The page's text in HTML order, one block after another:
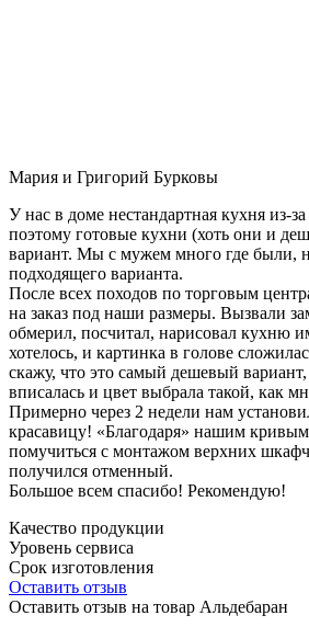
Мария и Григорий Бурковы
У нас в доме нестандартная кухня из-
поэтому готовые кухни (хоть они и
вариант. Мы с мужем много где были,
подходящего варианта.
После всех походов по торговым
на заказ под наши размеры. Вызвали
обмерил, посчитал, нарисовал кухню
хотелось, и картинка в голове
скажу, что это самый дешевый
вписалась и цвет выбрала такой, как
Примерно через 2 недели нам
красавицу! «Благодаря» нашим
помучиться с монтажом верхних
получился отменный.
Большое всем спасибо! Рекомендую!
Качество продукции
Уровень сервиса
Срок изготовления
Оставить отзыв
Оставить отзыв на товар Альдебаран